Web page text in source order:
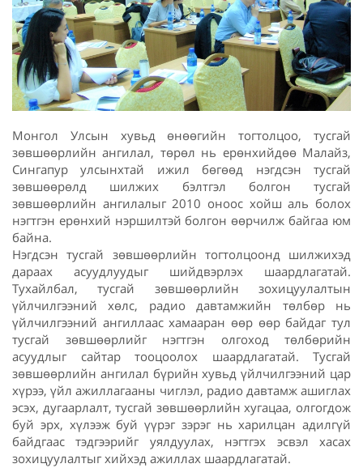
Монгол Улсын хувьд өнөөгийн тогтолцоо, тусгай
зөвшөөрлийн ангилал, төрөл нь ерөнхийдөө Малайз,
Сингапур улсынхтай ижил бөгөөд нэгдсэн тусгай
зөвшөөрөлд шилжих бэлтгэл болгон тусгай
зөвшөөрлийн ангилалыг 2010 оноос хойш аль болох
нэгтгэн ерөнхий нэршилтэй болгон өөрчилж байгаа юм
байна.
Нэгдсэн тусгай зөвшөөрлийн тогтолцоонд шилжихэд
дараах асуудлуудыг шийдвэрлэх шаардлагатай.
Тухайлбал, тусгай зөвшөөрлийн зохицуулалтын
үйлчилгээний хөлс, радио давтамжийн төлбөр нь
үйлчилгээний ангиллаас хамааран өөр өөр байдаг тул
тусгай зөвшөөрлийг нэгтгэн олгоход төлбөрийн
асуудлыг сайтар тооцоолох шаардлагатай. Тусгай
зөвшөөрлийн ангилал бүрийн хувьд үйлчилгээний цар
хүрээ, үйл ажиллагааны чиглэл, радио давтамж ашиглах
эсэх, дугаарлалт, тусгай зөвшөөрлийн хугацаа, олгогдож
буй эрх, хүлээж буй үүрэг зэрэг нь харилцан адилгүй
байдгаас тэдгээрийг уялдуулах, нэгтгэх эсвэл хасах
зохицуулалтыг хийхэд ажиллах шаардлагатай.